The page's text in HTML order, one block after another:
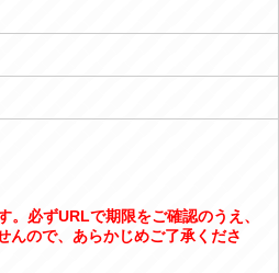
必ずURLで期限をご確認のうえ、
んので、あらかじめご了承くださ